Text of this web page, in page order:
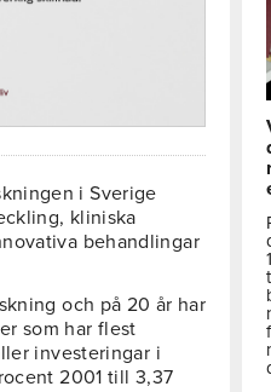
i Sverige
kliniska
behandlingar
och på 20 år har
som har flest
investeringar i
2001 till 3,37